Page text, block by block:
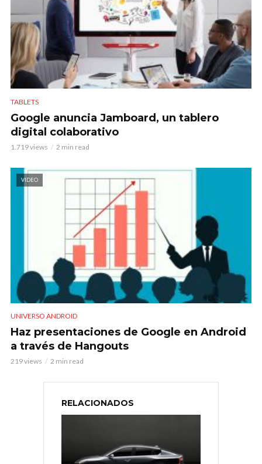
TABLETS
Google anuncia Jamboard, un tablero
digital colaborativo
1.719 views 2 min read
VIDEO
UNIVERSO ANDROID
Haz presentaciones de Google en Android
a través de Hangouts
219 views 2 min read
RELACIONADOS